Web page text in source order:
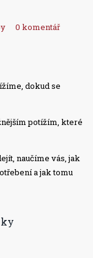
0 komentář
dokud se
potížím, které
naučíme vás, jak
a jak tomu